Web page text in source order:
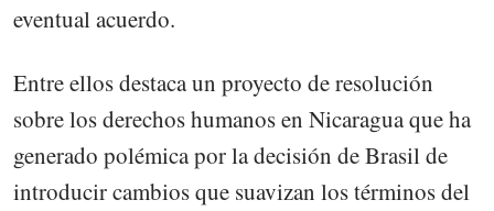
eventual acuerdo.
Entre ellos destaca un proyecto de resolución
sobre los derechos humanos en Nicaragua que ha
generado polémica por la decisión de Brasil de
introducir cambios que suavizan los términos del